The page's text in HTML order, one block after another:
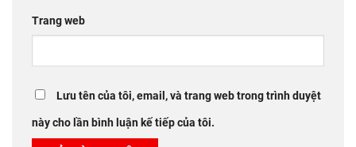
Trang web
Lưu tên của tôi, email, và trang web trong trình duyệt
này cho lần bình luận kế tiếp của tôi.